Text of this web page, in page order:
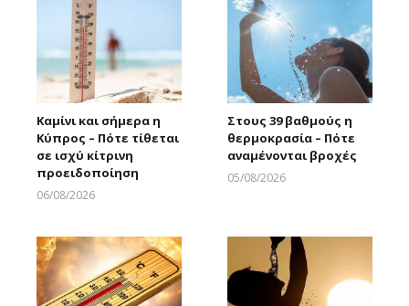
Καμίνι και σήμερα η
Κύπρος – Πότε τίθεται
σε ισχύ κίτρινη
προειδοποίηση
06/08/2026
Στους 39 βαθμούς η
θερμοκρασία – Πότε
αναμένονται βροχές
05/08/2026